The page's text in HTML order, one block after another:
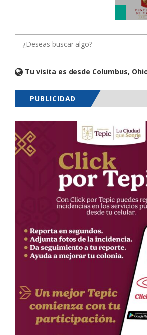
Tu visita es desde Columbus,
PUBLICIDAD